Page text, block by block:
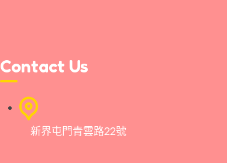
Contact Us
新界屯門青雲路22號